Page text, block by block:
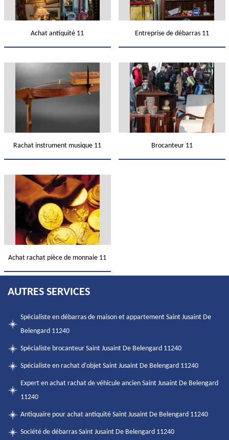
Achat antiquité 11 Entreprise de débarras 11
Rachat instrument musique 11 Brocanteur 11
Achat rachat pièce de monnaie 11
AUTRES SERVICES
Spécialiste en débarras de maison et appartement Saint Jusaint De
Belengard 11240
Spécialiste brocanteur Saint Jusaint De Belengard 11240
Spécialiste en rachat d'objet Saint Jusaint De Belengard 11240
Expert en achat rachat de véhicule ancien Saint Jusaint De Belengard
11240
Antiquaire pour achat antiquité Saint Jusaint De Belengard 11240
Société de débarras Saint Jusaint De Belengard 11240